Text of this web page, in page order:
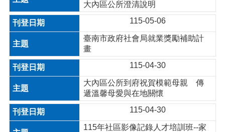
大內區公所澄清說明
115-05-06
臺南市政府社會局就業獎勵補助計
畫
115-04-30
大內區公所到府祝賀模範母親 傳
遞溫馨母愛與在地關懷
115-04-30
115年社區影像記錄人才培訓班--家